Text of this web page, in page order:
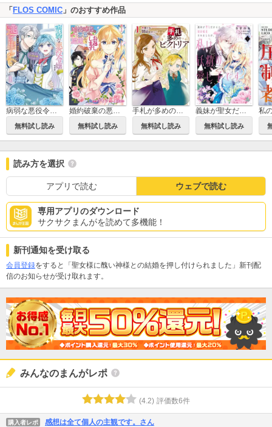
「 FLOS COMIC 」のおすすめ作品
病弱な悪役令嬢ですが、婚約者が過保護すぎて逃げ出したい(私たち犬猿の仲でしたよね!?)
無料試し読み
婚約破棄の悪意は娼館からお返しします
無料試し読み
手札が多めのビクトリア
無料試し読み
義妹が聖女だからと婚約破棄されましたが、私は妖精の愛し子です
無料試し読み
読み方を選択
アプリで読む ウェブで読む
専用アプリのダウンロード
サクサクまんがを読めて多機能！
新刊通知を受け取る
会員登録をすると「聖女様に醜い神様との結婚を押し付けられました」新刊配
信のお知らせが受け取れます。
みんなのまんがレポ
(4.2) 評価数6件
購入者レポ 感想は全て個人の主観です。さん